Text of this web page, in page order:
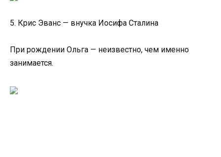
5. Крис Эванс — внучка Иосифа Сталина
При рождении Ольга — неизвестно, чем именно
занимается.